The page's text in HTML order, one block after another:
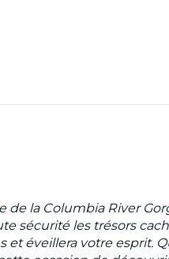
de la Columbia River
sécurité les trésors
éveillera votre esprit.